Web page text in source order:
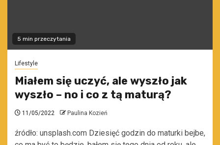
5 min przeczytania
Lifestyle
Miałem się uczyć, ale wyszło jak
wyszło – no i co z tą maturą?
11/05/2022 Paulina Kozień
źródło: unsplash.com Dziesięć godzin do maturki bejbe,